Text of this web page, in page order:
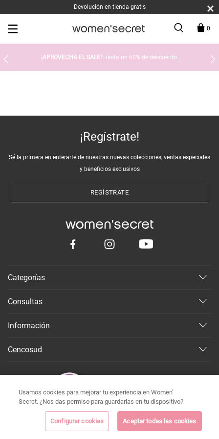
Devolución en tienda gratis
0
¡APROVECHA EL SALE! Hasta un 60% de descuento.
¡Regístrate!
Sé la primera en enterarte de nuestras nuevas colecciones, ventas especiales
y beneficios exclusivos
REGÍSTRATE
Categorías
Consultas
Información
Cencosud
Todos los derechos reservados 2026 ©
Usamos cookies para mejorar tu experiencia en Women'
Secret. ¿Nos das permiso para guardarlas en tu dispositivo?
Configurar cookies Aceptar todas las cookies